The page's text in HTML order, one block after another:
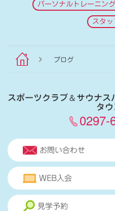
パーソナルトレーニング
スタ
ブログ
スポーツクラブ＆サウナス
タ
0297-
お問い合わせ
WEB入会
見学予約